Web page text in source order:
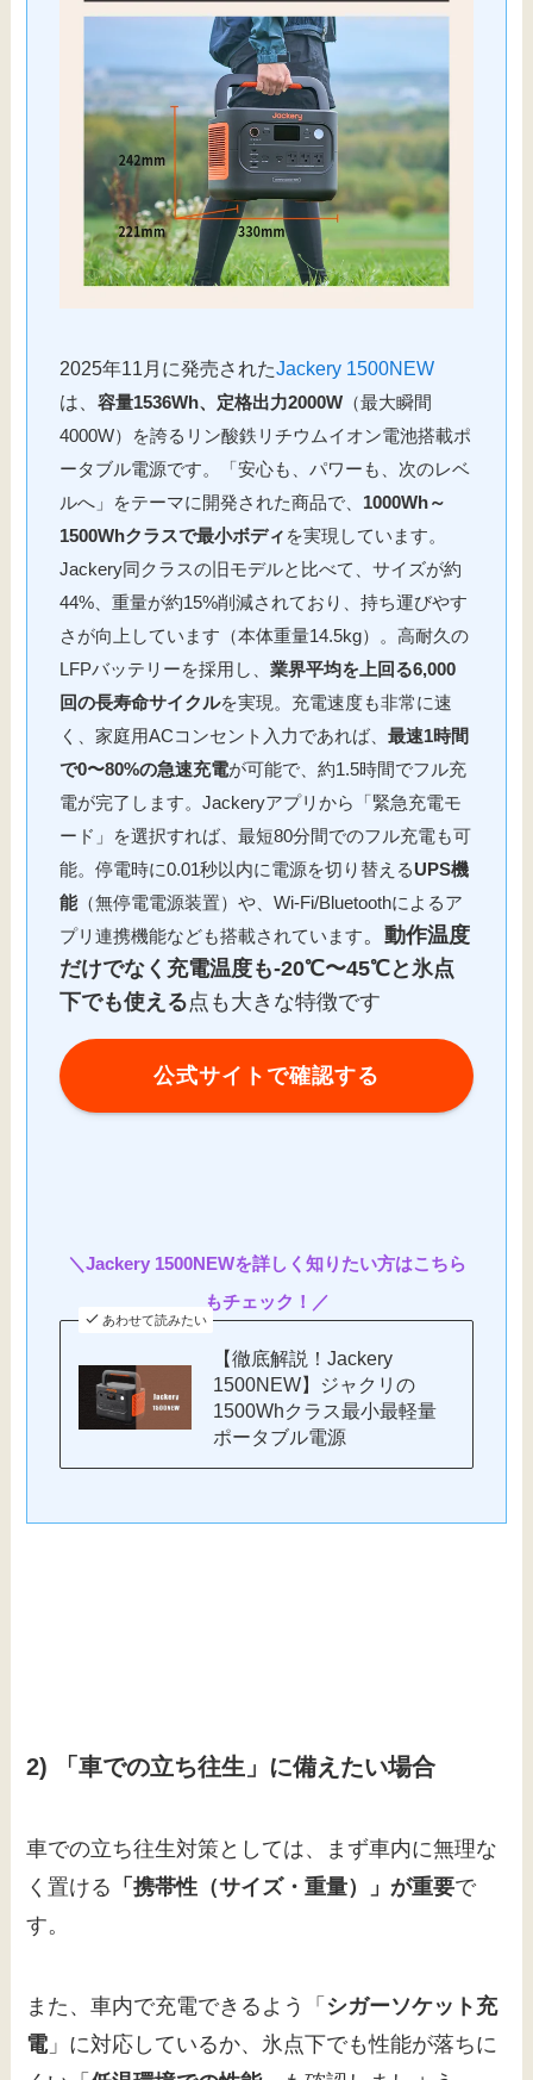
2025年11月に発売されたJackery 1500NEW
は、容量1536Wh、定格出力2000W （最大瞬間
4000W）を誇るリン酸鉄リチウムイオン電池搭載ポ
ータブル電源です。「安心も、パワーも、次のレベ
ルへ」をテーマに開発された商品で、 1000Wh～
1500Whクラスで最小ボディ を実現しています。
Jackery同クラスの旧モデルと比べて、サイズが約
44%、重量が約15%削減されており、持ち運びやす
さが向上しています（本体重量14.5kg）。高耐久の
LFPバッテリーを採用し、業界平均を上回る6,000
回の長寿命サイクルを実現。充電速度も非常に速
く、家庭用ACコンセント入力であれば、最速1時間
で0〜80%の急速充電が可能で、約1.5時間でフル充
電が完了します。Jackeryアプリから「緊急充電モ
ード」を選択すれば、最短80分間でのフル充電も可
能。停電時に0.01秒以内に電源を切り替えるUPS機
能（無停電電源装置）や、Wi-Fi/Bluetoothによるア
プリ連携機能なども搭載されています。動作温度
だけでなく充電温度も-20℃〜45℃と氷点
下でも使える点も大きな特徴です
公式サイトで確認する
＼Jackery 1500NEWを詳しく知りたい方はこちら
もチェック！／
あわせて読みたい
【徹底解説！Jackery
1500NEW】ジャクリの
1500Whクラス最小最軽量
ポータブル電源
2) 「車での立ち往生」に備えたい場合
車での立ち往生対策としては、まず車内に無理な
く置ける 「携帯性（サイズ・重量）」が重要で
す。
また、車内で充電できるよう「 シガーソケット充
電」に対応しているか、氷点下でも性能が落ちに